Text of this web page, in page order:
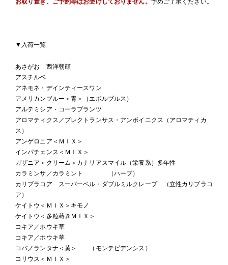
お取り置き、ご予約等はお受けしておりません。 予めご了承ください。
▼入荷一覧
あさがお 西洋朝顔
アスチルベ
アネモネ・デインティースワン
アメリカンブルー＜青＞（エボルブルス）
アルテミシア・コーラプランツ
アロマティクス／プレクトランサス・アンボイニクス（アロマティカ
ス）
アンゲロニア＜ＭＩＸ＞
インパチェンス＜ＭＩＸ＞
ガザニア＜クリーム＞カナリアスマイル（栄養系）多年性
カラミンサ／カラミント （ハーブ）
カリブラコア スーパーベル・ダブルミルクレープ （立性カリブラコ
ア）
ケイトウ＜ＭＩＸ＞キモノ
ケイトウ＜多粒蒔きＭＩＸ＞
コキア／ホウキ草
コキア／ホウキ草
コバノランタナ＜黄＞ （モンテビデンシス）
コリウス＜ＭＩＸ＞